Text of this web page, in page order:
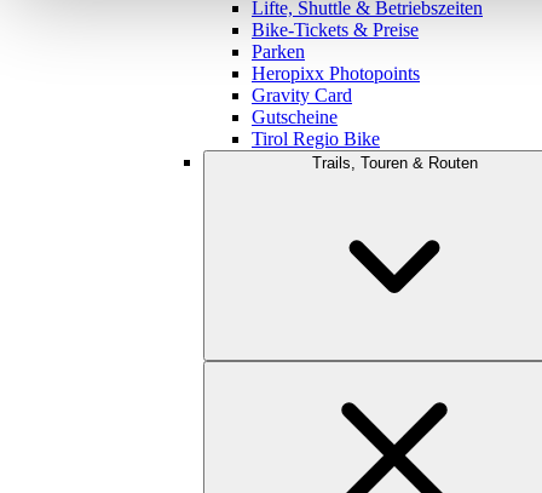
Lifte, Shuttle & Betriebszeiten
Bike-Tickets & Preise
Parken
Heropixx Photopoints
Gravity Card
Gutscheine
Tirol Regio Bike
Trails, Touren & Routen